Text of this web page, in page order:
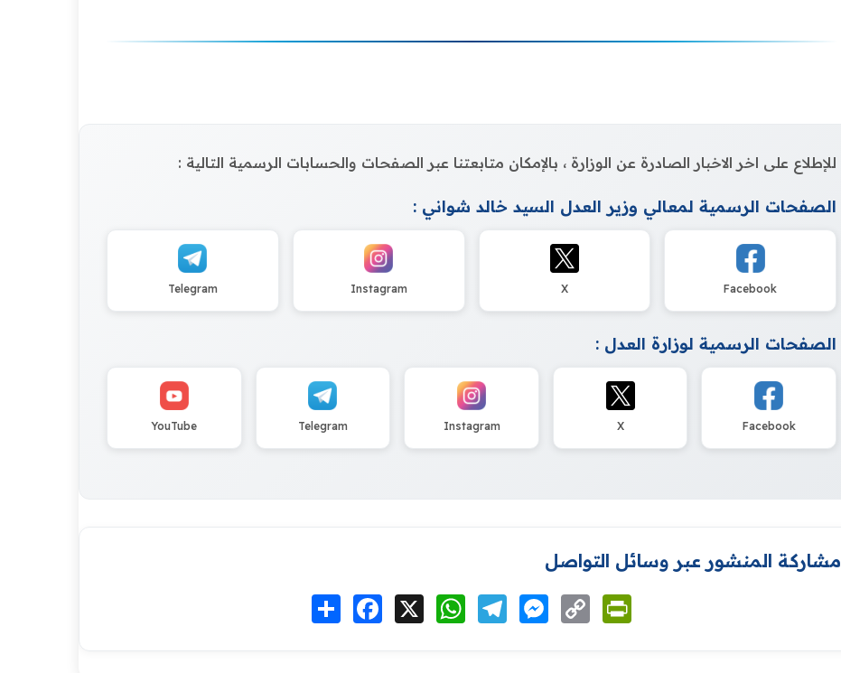
للإطلاع على اخر الاخبار الصادرة عن الوزارة ، بالإمكان متابعتنا عبر الصفحات والحسابات الرسمية التالية :
الصفحات الرسمية لمعالي وزير العدل السيد خالد شواني :
Facebook
X
Instagram
Telegram
الصفحات الرسمية لوزارة العدل :
Facebook
X
Instagram
Telegram
YouTube
مشاركة المنشور عبر وسائل التواصل
انشر Facebook WhatsAppTelegramMessenger
Copy
Link